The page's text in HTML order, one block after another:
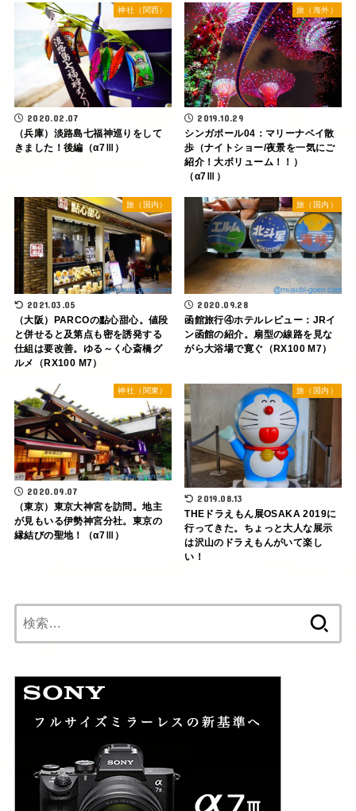
神社（関西）
2020.02.07
（兵庫）淡路島七福神巡りをして
きました！後編（α7Ⅲ）
旅（海外）
2019.10.29
シンガポール04：マリーナベイ散
歩（ナイトショー/夜景を一気にご
紹介！大ボリューム！！）
（α7Ⅲ）
旅（国内）
2021.03.05
（大阪）PARCOの點心甜心。値段
と併せると及第点も密を誘発する
仕組は要改善。ゆる～く心斎橋グ
ルメ（RX100 M7）
旅（国内）
2020.09.28
函館旅行④ホテルレビュー：JRイ
ン函館の紹介。扇型の線路を見な
がら大浴場で寛ぐ（RX100 M7）
神社（関東）
2020.09.07
（東京）東京大神宮を訪問。地主
が見もいる伊勢神宮分社。東京の
縁結びの聖地！（α7Ⅲ）
旅（国内）
2019.08.13
THEドラえもん展OSAKA 2019に
行ってきた。ちょっと大人な展示
は沢山のドラえもんがいて楽し
い！
索: